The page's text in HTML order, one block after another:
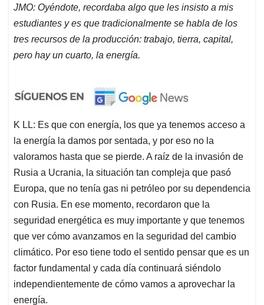
JMO: Oyéndote, recordaba algo que les insisto a mis
estudiantes y es que tradicionalmente se habla de los
tres recursos de la producción: trabajo, tierra, capital,
pero hay un cuarto, la energía.
K LL: Es que con energía, los que ya tenemos acceso a
la energía la damos por sentada, y por eso no la
valoramos hasta que se pierde. A raíz de la invasión de
Rusia a Ucrania, la situación tan compleja que pasó
Europa, que no tenía gas ni petróleo por su dependencia
con Rusia. En ese momento, recordaron que la
seguridad energética es muy importante y que tenemos
que ver cómo avanzamos en la seguridad del cambio
climático. Por eso tiene todo el sentido pensar que es un
factor fundamental y cada día continuará siéndolo
independientemente de cómo vamos a aprovechar la
energía.